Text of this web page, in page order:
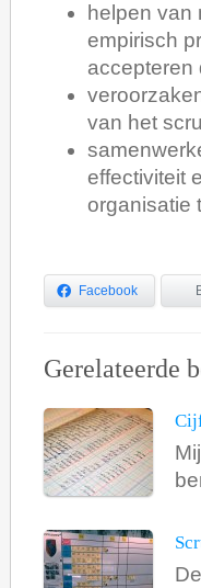
helpen van
empirisch
accepteren
van het
effectiviteit
organisatie
Facebook
Gerelateerde